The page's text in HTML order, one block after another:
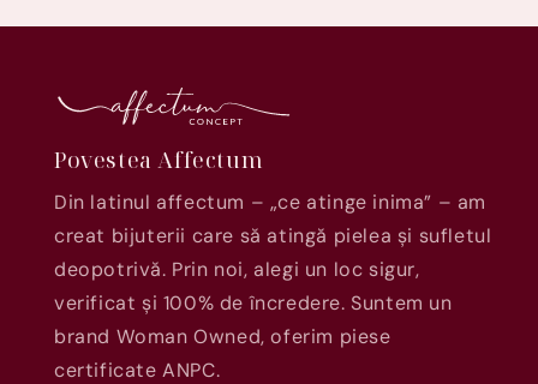
Povestea Affectum
Din latinul affectum – „ce atinge inima” – am
creat bijuterii care să atingă pielea și sufletul
deopotrivă. Prin noi, alegi un loc sigur,
verificat și 100% de încredere. Suntem un
brand Woman Owned, oferim piese
certificate ANPC.